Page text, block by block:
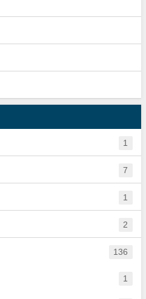
1
7
1
2
136
1